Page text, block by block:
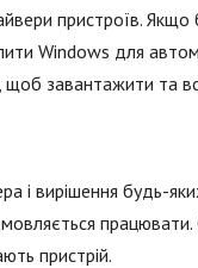
пристроїв.
Windows для
щоб завантажити та
вирішення будь-
пристрій.